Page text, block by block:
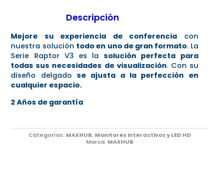
Descripción
Mejore su experiencia de conferencia con
nuestra solución todo en uno de gran formato. La
Serie Raptor V3 es lasolución perfecta para
todas sus necesidades de visualización. Con su
diseño delgadose ajusta a la perfección en
cualquier espacio.
2 Años de garantía
Categorías: MAXHUB, Monitores interactivos y LED HD
Marca: MAXHUB